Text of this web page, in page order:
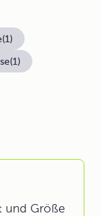
und Größe
(1)
(1)